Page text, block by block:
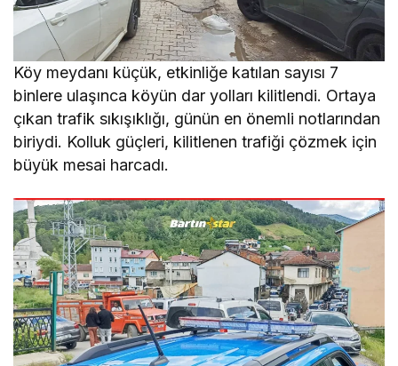
Köy meydanı küçük, etkinliğe katılan sayısı 7
binlere ulaşınca köyün dar yolları kilitlendi. Ortaya
çıkan trafik sıkışıklığı, günün en önemli notlarından
biriydi. Kolluk güçleri, kilitlenen trafiği çözmek için
büyük mesai harcadı.